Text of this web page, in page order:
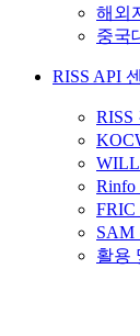
해외
중국
RISS API
RISS
FRIC
SAM
활용